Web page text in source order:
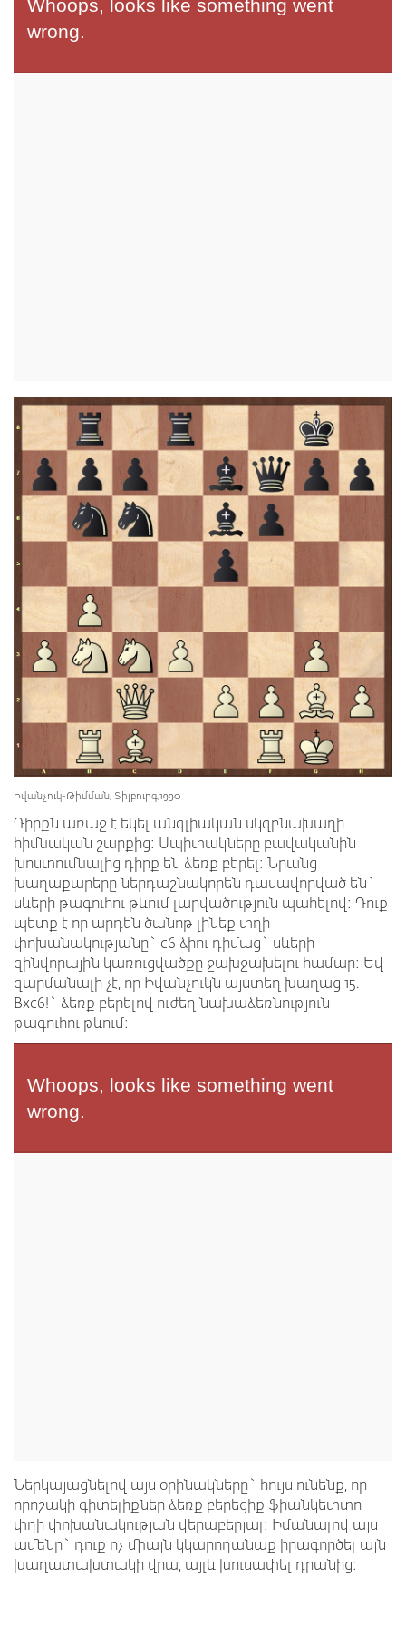
Իվանչուկ-Թիմման, Տիլբուրգ,1990
Դիրքն առաջ է եկել անգլիական սկզբնախաղի
հիմնական շարքից: Սպիտակները բավականին
խոստումնալից դիրք են ձեռք բերել: Նրանց
խաղաքարերը ներդաշնակորեն դասավորված են`
սևերի թագուհու թևում լարվածություն պահելով: Դուք
պետք է որ արդեն ծանոթ լինեք փղի
փոխանակությանը` c6 ձիու դիմաց` սևերի
զինվորային կառուցվածքը ջախջախելու համար: Եվ
զարմանալի չէ, որ Իվանչուկն այստեղ խաղաց 15.
Bxc6!` ձեռք բերելով ուժեղ նախաձեռնություն
թագուհու թևում:
Ներկայացնելով այս օրինակները` հույս ունենք, որ
որոշակի գիտելիքներ ձեռք բերեցիք ֆիանկետտո
փղի փոխանակության վերաբերյալ: Իմանալով այս
ամենը` դուք ոչ միայն կկարողանաք իրագործել այն
խաղատախտակի վրա, այլև խուսափել դրանից: